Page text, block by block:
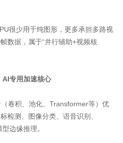
很少用于纯图形，更多承担多路视
数据，属于“并行辅助+视频核
AI专用加速核心
卷积、池化、Transformer等）优
检测、图像分类、语音识别、
边缘推理。